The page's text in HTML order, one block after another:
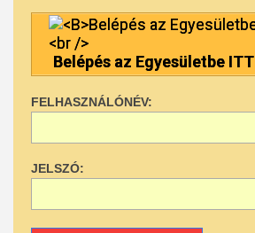
Belépés az Egyesületbe ITT
FELHASZNÁLÓNÉV:
JELSZÓ: